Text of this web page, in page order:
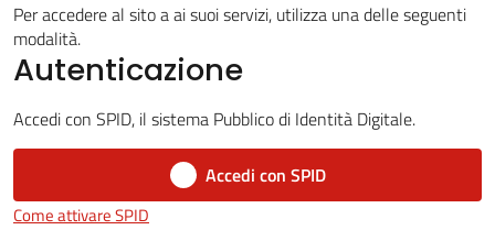
Vivere
Casalfiumanese
5x1000
Per accedere al sito a ai suoi servizi, utilizza una delle seguenti
modalità.
Autenticazione
Accedi con SPID, il sistema Pubblico di Identità Digitale.
Accedi con SPID
Come attivare SPID